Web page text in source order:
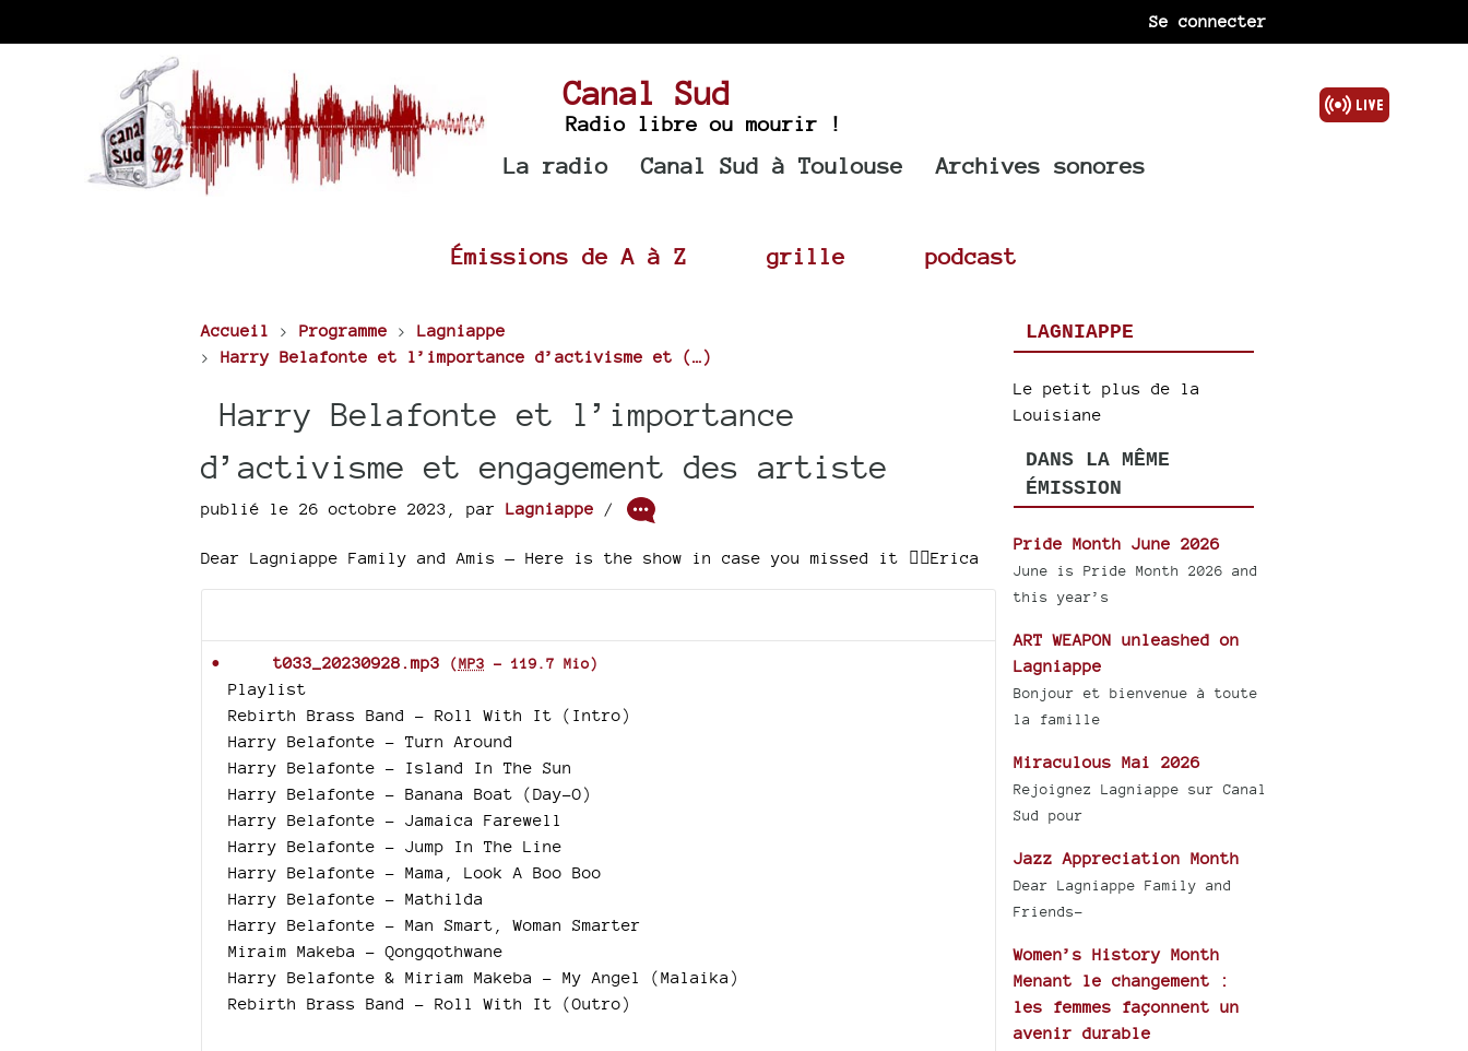
Se connecter
Canal Sud
Radio libre ou mourir !
La radio Canal Sud à Toulouse Archives sonores
Émissions de A à Z grille podcast
Accueil > Programme > Lagniappe
> Harry Belafonte et l’importance d’activisme et (…)
Harry Belafonte et l’importance
d’activisme et engagement des artiste
publié le 26 octobre 2023 par Lagniappe /
Dear Lagniappe Family and Amis — Here is the show in case you missed it ❤️‍🔥Erica
t033_20230928.mp3 (MP3 - 119.7 Mio)
Playlist
Rebirth Brass Band - Roll With It (Intro)
Harry Belafonte - Turn Around
Harry Belafonte - Island In The Sun
Harry Belafonte - Banana Boat (Day-O)
Harry Belafonte - Jamaica Farewell
Harry Belafonte - Jump In The Line
Harry Belafonte - Mama, Look A Boo Boo
Harry Belafonte - Mathilda
Harry Belafonte - Man Smart, Woman Smarter
Miraim Makeba - Qongqothwane
Harry Belafonte & Miriam Makeba - My Angel (Malaika)
Rebirth Brass Band - Roll With It (Outro)
LAGNIAPPE
Le petit plus de la
Louisiane
DANS LA MÊME
ÉMISSION
Pride Month June 2026
June is Pride Month 2026 and
this year’s
ART WEAPON unleashed on
Lagniappe
Bonjour et bienvenue à toute
la famille
Miraculous Mai 2026
Rejoignez Lagniappe sur Canal
Sud pour
Jazz Appreciation Month
Dear Lagniappe Family and
Friends-
Women’s History Month
Menant le changement :
les femmes façonnent un
avenir durable